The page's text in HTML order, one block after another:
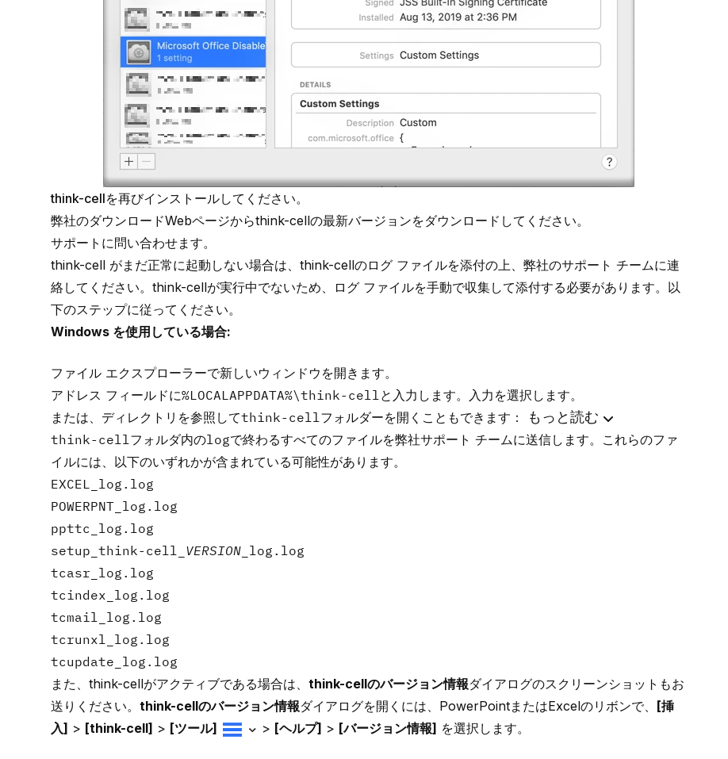
think-cellを再びインストールしてください。
弊社のダウンロードWebページからthink-cellの最新バージョンをダウンロードしてください。
サポートに問い合わせます。
think-cell がまだ正常に起動しない場合は、think-cellのログ ファイルを添付の上、弊社のサポート チームに連
絡してください。think-cellが実行中でないため、ログ ファイルを手動で収集して添付する必要があります。以
下のステップに従ってください。
Windows を使用している場合:
ファイル エクスプローラーで新しいウィンドウを開きます。
アドレス フィールドに%LOCALAPPDATA%\think-cellと入力します。 入力 を選択します。
または、ディレクトリを参照してthink-cellフォルダーを開くこともできます： もっと読む
think-cellフォルダ内のlogで終わるすべてのファイルを弊社サポート チームに送信します。これらのファ
イルには、以下のいずれかが含まれている可能性があります。
EXCEL_log.log
POWERPNT_log.log
ppttc_log.log
setup_think-cell_ VERSION _log.log
tcasr_log.log
tcindex_log.log
tcmail_log.log
tcrunxl_log.log
tcupdate_log.log
また、think-cellがアクティブである場合は、 think-cellのバージョン情報ダイアログのスクリーンショットもお
送りください。 think-cellのバージョン情報ダイアログを開くには、PowerPointまたはExcelのリボンで、 [挿
入] > [think-cell] > [ツール] > [ヘルプ] > [バージョン情報] を選択します。